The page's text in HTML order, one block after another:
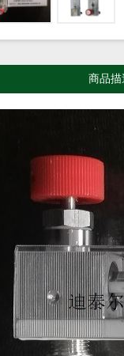
商品描